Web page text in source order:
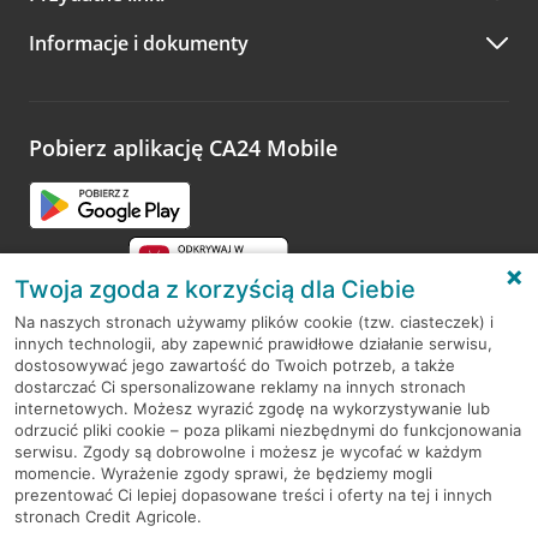
A po wizycie…
Zachęcamy do podzielenia się z nami opinią o wizycie.
opinie.
Informacje i dokumenty
Pobierz aplikację CA24 Mobile
RODO
Regulamin serwisu
Mapa serwisu
PolitykaCookies
Twoja zgoda z korzyścią dla Ciebie
Na naszych stronach używamy plików cookie (tzw. ciasteczek) i
innych technologii, aby zapewnić prawidłowe działanie serwisu,
dostosowywać jego zawartość do Twoich potrzeb, a także
dostarczać Ci spersonalizowane reklamy na innych stronach
internetowych. Możesz wyrazić zgodę na wykorzystywanie lub
odrzucić pliki cookie – poza plikami niezbędnymi do funkcjonowania
serwisu. Zgody są dobrowolne i możesz je wycofać w każdym
momencie. Wyrażenie zgody sprawi, że będziemy mogli
prezentować Ci lepiej dopasowane treści i oferty na tej i innych
stronach Credit Agricole.